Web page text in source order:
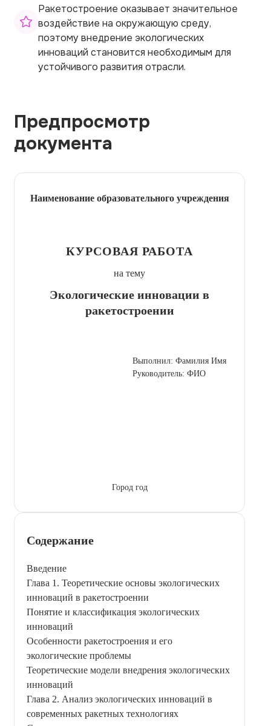
Ракетостроение оказывает значительное
воздействие на окружающую среду,
поэтому внедрение экологических
инноваций становится необходимым для
устойчивого развития отрасли.
Предпросмотр
документа
Наименование образовательного учреждения
КУРСОВАЯ РАБОТА
на тему
Экологические инновации в
ракетостроении
Выполнил: Фамилия Имя
Руководитель: ФИО
Город год
Содержание
Введение
Глава 1. Теоретические основы экологических
инноваций в ракетостроении
Понятие и классификация экологических
инноваций
Особенности ракетостроения и его
экологические проблемы
Теоретические модели внедрения экологических
инноваций
Глава 2. Анализ экологических инноваций в
современных ракетных технологиях